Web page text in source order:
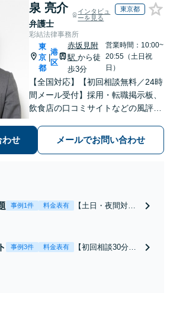
泉 亮介
弁護士
インタビュ
ーを見る
東京都
彩結法律事務所
東
京
都
港
区
赤坂見附
駅 から徒
歩3分
営業時間：10:00~
20:55（土日祝
日）
【全国対応】【初回相談無料／24時
間メール受付】採用・転職掲示板、
飲食店の口コミサイトなどの風評被
の種類を問わず相談可。可能な限り
早期対応で駆けつけサポート【労
わせ メールでお問い合わせ
事例1件 料金表有
【土日・夜間対応
れたら、サインす
事例3件 料金表有
【初回相談30分無